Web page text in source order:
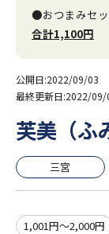
●おつまみセッ
合計1,100円
公開日:2022/09/03
最終更新日:2022/09/
芙美（ふ
三宮
1,001円～2,000円